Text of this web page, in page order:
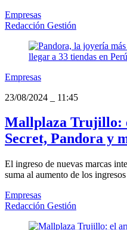
Empresas
Redacción Gestión
Empresas
23/08/2024
11:45
Mallplaza Trujillo:
Secret, Pandora y
El ingreso de nuevas marcas
suma al aumento de los
Empresas
Redacción Gestión